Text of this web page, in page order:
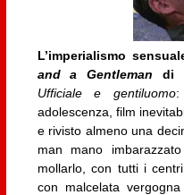
L’imperialismo
and a Gentleman di
Ufficiale e gentiluomo:
adolescenza, film
e rivisto almeno una
man mano
mollarlo, con tutti i
con malcelata